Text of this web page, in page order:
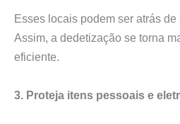
Esses locais podem ser atrás
Assim, a dedetização se torna
eficiente.
3. Proteja itens pessoais e